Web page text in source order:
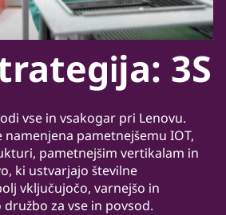
3S
vse in vsakogar pri Lenovu.
namenjena pametnejšemu IOT,
pametnejšim vertikalam in
ki ustvarjajo številne
vključujočo, varnejšo in
za vse in povsod.